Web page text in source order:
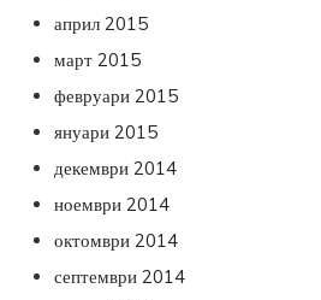
април 2015
март 2015
февруари 2015
януари 2015
декември 2014
ноември 2014
октомври 2014
септември 2014